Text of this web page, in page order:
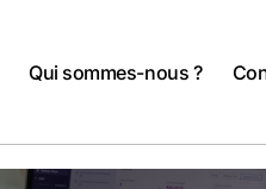
Qui sommes-nous ?